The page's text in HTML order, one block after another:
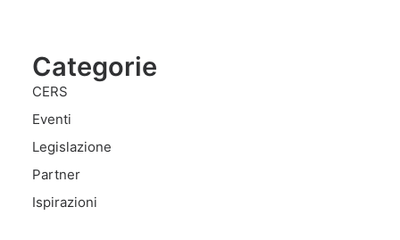
Categorie
CERS
Eventi
Legislazione
Partner
Ispirazioni